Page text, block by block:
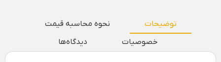
توضیحات
نحوه محاسبه قیمت
خصوصیات
دیدگاه‌ها